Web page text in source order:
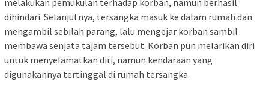
melakukan pemukulan terhadap korban, namun berhasil
dihindari. Selanjutnya, tersangka masuk ke dalam rumah dan
mengambil sebilah parang, lalu mengejar korban sambil
membawa senjata tajam tersebut. Korban pun melarikan diri
untuk menyelamatkan diri, namun kendaraan yang
digunakannya tertinggal di rumah tersangka.